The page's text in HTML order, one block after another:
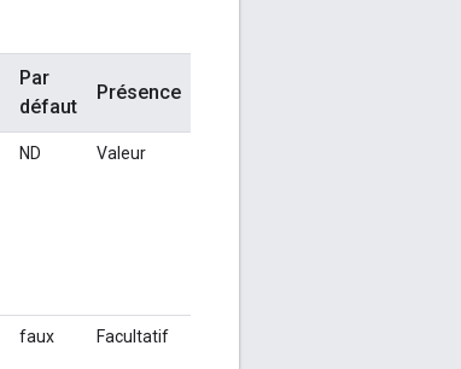
Par
défaut
Présence
ND Valeur
faux Facultatif